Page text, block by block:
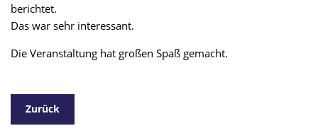
berichtet.
Das war sehr interessant.
Die Veranstaltung hat großen Spaß gemacht.
Zurück